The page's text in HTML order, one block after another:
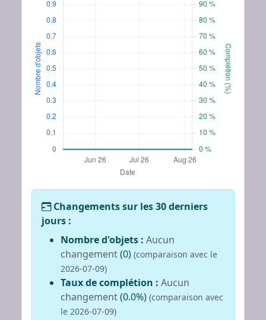
Changements sur les 30 derniers
jours :
Nombre d'objets : Aucun
changement(0) (comparaison avec le
2026-07-09)
Taux de complétion : Aucun
changement(0.0%) (comparaison avec
le 2026-07-09)